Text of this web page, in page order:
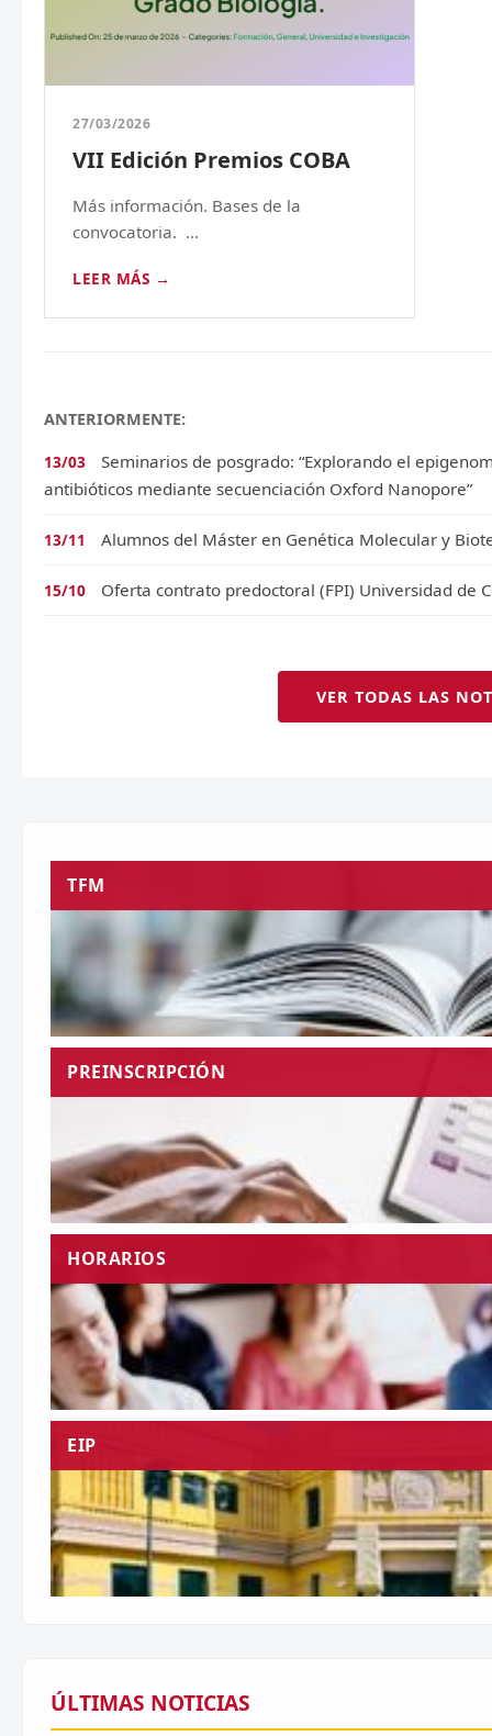
27/03/2026
VII Edición Premios COBA
Más información. Bases de la
convocatoria. ...
LEER MÁS →
ANTERIORMENTE:
13/03
Seminarios de posgrado: “Explorando el
antibióticos mediante secuenciación Oxford Nanopore”
13/11 Alumnos del Máster en Genética Molecular y
15/10 Oferta contrato predoctoral (FPI) Universidad de
VER TODAS LAS
TFM
PREINSCRIPCIÓN
HORARIOS
EIP
ÚLTIMAS NOTICIAS